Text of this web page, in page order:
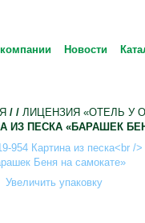
Новости
/ / ЛИЦЕНЗИЯ «ОТЕЛЬ У
ИЗ ПЕСКА «БАРАШЕК
Увеличить упаковку